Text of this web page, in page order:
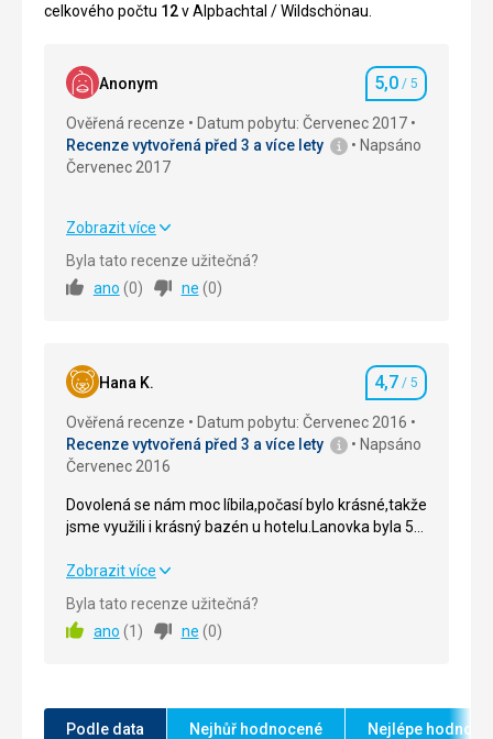
celkového počtu 12v Alpbachtal / Wildschönau.
Anonym Hodnocení
5,0 / 5
Ověřená recenze
Datum pobytu: Červenec 2017
Recenze vytvořená před 3 a více lety
Napsáno
Červenec 2017
Ubytování
Služby 5,0/ 5
Cena 5,0/ 5
Zobrazit více
Byla tato recenze užitečná?
ano (0) ne (0)
Hana K. Hodnocení
4,7 / 5
Ověřená recenze
Datum pobytu: Červenec 2016
Recenze vytvořená před 3 a více lety
Napsáno
Červenec 2016
Dovolená se nám moc líbila,počasí bylo krásné,takže
jsme využili i krásný bazén u hotelu.Lanovka byla 5
tam nebylo kde jezdit na kole.Jinak vše na
Dovolená se nám moc líbila,počasí bylo krásné,takže
min.od hotelu a byla zdarma na kartu hosta.Bohužel
tam nebylo kde jezdit na kole.Jinak vše na
Zobrazit více
Byla tato recenze užitečná?
ano (1 ) ne (0)
Podle data Nejhůř hodnocené Nejlépe